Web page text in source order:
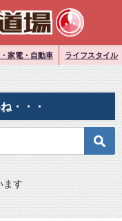
家電・自動車 ライフスタイル
・・・
ます